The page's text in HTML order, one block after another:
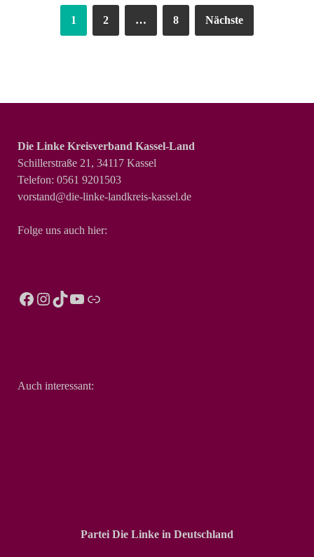
1 2 … 8 Nächste
Die Linke Kreisverband Kassel-Land
Schillerstraße 21, 34117 Kassel
Telefon: 0561 9201503
vorstand@die-linke-landkreis-kassel.de
Folge uns auch hier:
Auch interessant:
Partei Die Linke in Deutschland